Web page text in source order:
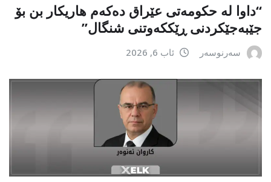
“داوا لە حكومەتی عێراق دەكەم هاریكار بن بۆ
جێبەجێكردنی ڕێككەوتنی شنگال”
سەرنوسەر ئاب 6, 2026